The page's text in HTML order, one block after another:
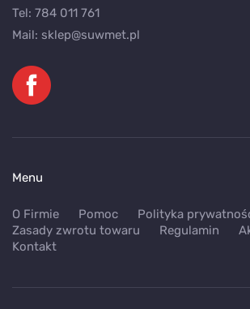
Tel: 784 011 761
Mail: sklep@suwmet.pl
Menu
O Firmie Pomoc
Polityka
Zasady zwrotu towaru
Regulamin
Kontakt